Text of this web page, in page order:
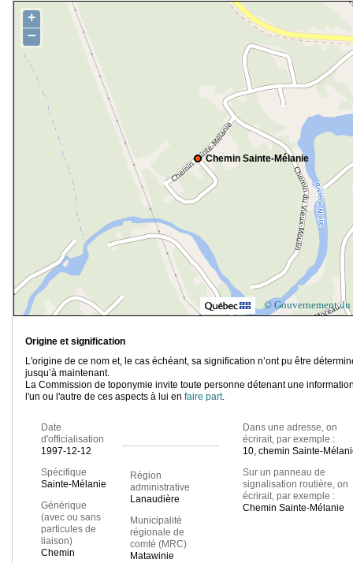
Chemin Sainte-Mélanie
+
−
© Gouvernement du
Origine et signification
L'origine de ce nom et, le cas échéant, sa signification n’ont pu être
jusqu’à maintenant.
La Commission de toponymie invite toute personne détenant une
l'un ou l'autre de ces aspects à lui en faire part.
Date
d'officialisation
1997-12-12
Spécifique
Sainte-Mélanie
Générique
(avec ou sans
particules de
liaison)
Chemin
Région
administrative
Lanaudière
Municipalité
régionale de
comté (MRC)
Matawinie
Dans une adresse, on
écrirait, par exemple :
10, chemin Sainte-
Sur un panneau de
signalisation routière, on
écrirait, par exemple :
Chemin Sainte-Mélanie